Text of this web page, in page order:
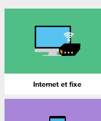
Internet et fixe